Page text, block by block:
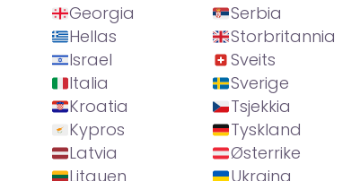
Georgia
Hellas
Israel
Italia
Kroatia
Kypros
Latvia
Litauen
Serbia
Storbritannia
Sveits
Sverige
Tsjekkia
Tyskland
Østerrike
Ukraina